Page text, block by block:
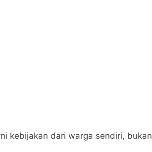
kebijakan dari warga sendiri,